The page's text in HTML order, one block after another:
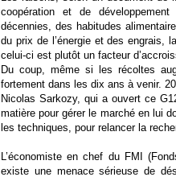
coopération et de
décennies, des habitudes
du prix de l’énergie et des engrais,
celui-ci est plutôt un facteur
Du coup, même si les récoltes
fortement dans les dix ans à venir.
Nicolas Sarkozy, qui a ouvert ce
matière pour gérer le marché en lui
les techniques, pour relancer la
L’économiste en chef du FMI
existe une menace sérieuse de